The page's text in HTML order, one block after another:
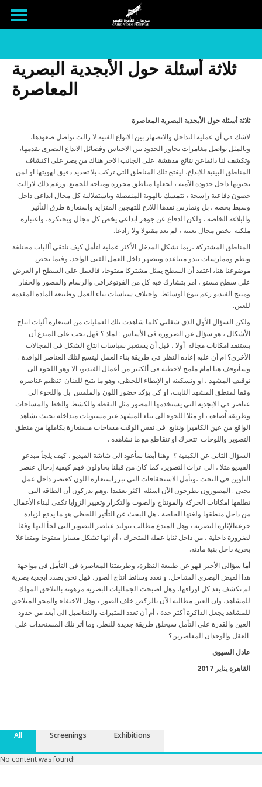
ثلاثة أسئلة حول الأبجدية البصرية
المعاصرة
ثلاثة أسئلة حول الأبجدية البصرية المعاصرة
لاشك فى أن عملية التداخل والانصهار بين الانواع الفنية لا زالت تواصل صعودها،
وبالمثل تواصل مغامرات تجاوز الحدود بين الاجناس وفصائل الابداع البصرى تقدمها،
وتكشف لنا دائماعن نتائج مدهشة. على الجانب الاخر هناك من يصر على اكتشاف
المناطق البينية للابداع، ليفتح تلك المناطق التى تركت بلا تحديد دقيق لهويتها او لمن
يحتويها داخل حدوده الآمنة ، لجعلها مناطق محررة ومتاحة للجميع. ورغم ذلك لازالت
حصون دفاعية راسخة ، تتمسك بالهوية المنفصلة وباستقلالية كل مجال ابداعى داخل
وسيط يخصه ، بل وتمارس نقدها اللاذع للتهجين المتزايد واستعارة طرق التأثير
والبلاغة الخاصة . ولكن الدفاع عن جوهر ابداعى يخص كل مجال ويحتكره، واعتباره
ملكية تخص مجال بعينه ، لم يعد مقبولا ولا رادعا.
المناطق المشتركة ،ربما تشكل المدخل الأكثر عملية لتأمل كيف تلتقى آاليات مختلفة
ونظم وممارسات تبدو متباعدة وتنصهر داخل العمل الفنى الواحد. وفيما يخص
موضوعنا هنا، اعتقد أن السطح يمثل مشتركا مفتوحا، فالعمل على السطح او العرض
على سطح مستو ، امر يتشارك فيه كل من الفوتوغرافى والرسام والمصور والحفار
ومنتج الفيديو رغم تنوع الوسائط واختلاف سياسات بناء العمل وطبيعة المادة المقدمة
للعين.
ولكن السؤال الأول الذى شغلنى كلما شاهدت تلك العمليات من استعارة آليات انتاج
الأشكال ، هو سؤال عن الضرورة فى الأساس : لماذ ؟ فهل يجب على المبدع أن
يستنفد امكانات مجاله أولا ، قبل أن يستعير سياسات انتاج الشكل فى المجالات
الأخرى؟ ام أن عليه إعاده النظر فى طريقة بناء العمل ليتسع لتلك العناصر الوافدة .
وسأتوقف هنا امام ملمح لاحظته فى ألكثير من أعمال الفيديو، الا وهو اللجوء الى
توقيف المشهد ، او وتسكينه او الإبطاء اللحظى، وهو ما يتيح للفنان تنظيم عناصره
وفقا لمنطق المشهد الثابت، او كى يؤكد حضور اللون والملمس بل واللجوء الى
عناصر فى الابجدية التى يستخدمها المصور مثل النقطة والكشط والخط والمساحات
وطريقة اٌضاءة ، او مثلا اللجوء الى بناء المشهد عبر مستويات متداخله بحيث نشاهد
الواقع من عين الكاميرا ونتابع فى نفس الوقت مساحات مستعارة بكاملها من منطق
التصوير واللوحات تتحرك او تتقاطع مع ما نشاهده .
السؤال الثانى عن الكيفية ؟ وهنا أيضا سأعود الى شاشة الفيديو ، كيف يلجأ مبدعو
الفيديو مثلا ، الى تراث التصوير، كما كان من قبلنا يحاولون فهم كيفية إدخال عنصر
التلوين فى النحت ،وتأمل الاستحقاقات التى تبرراستعارة اللون كعنصر داخل عمل
نحتى . المصورون يطرحون الآن اسئلة اكثر تعقيدا ،وهم يدركون أن الطاقة التى
تطلقها امكانات الحركة والمونتاج والصوت والتكرار وتغيير الزوايا تكفى لبناء الأعمال
من داخل منطقها ولغتها الخاصة . هل البحث عن التأثير اللحظى هو ما يدفع لزيادة
جرعةالإثارة البصرية ، وهل المبدع مطالب بتوليد عناصر التصوير التى لجأ اليها وفقا
لضرورة داخلية ، من داخل ثنايا عمله المتحرك ، أم انها تشكل مسارا مفتوحا ومتفاعلا
بحرية داخل بنية مادته.
أما سؤالى الأخير فهو عن طبيعة النظرة، وطريقتنا المعاصرة فى التأمل فى مواجهة
هذا الفيض البصرى المتداخل، و تعدد وسائط انتاج الصور، فهل نحن بصدد ابجدية بصرية
لم تكشف بعد كل اوراقها، وهل اصبحت الجماليات البصرية مرهونة بالتلاحق المهلك
للمشاهد، وان العين مطالبة الآن بالركض خلف الصور ، وهل الاختفاء والمحو المتلاحق
للمشاهد يجعل الذاكرة أكثر حدة ، أم أن تعدد المثيرات والتفاصيل الى أبعد من حدود
العين والقدرة على التأمل سيخلق طريقة جديدة للنظر. وما أثر تلك المستجدات على
العقل والوجدان المعاصرين؟
عادل السيوي
القاهرة يناير 2017
All Screenings Exhibitions
No content was found!